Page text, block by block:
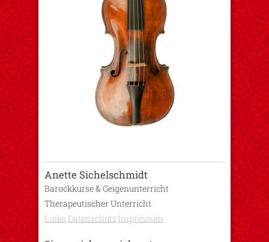
Anette Sichelschmidt
Barockkurse & Geigenunterricht
Therapeutischer Unterricht
Links Datenschutz Impressum